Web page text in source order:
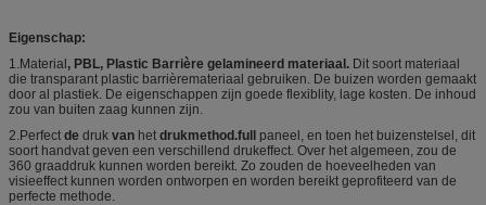
Eigenschap:
1.Material, PBL, Plastic Barrière gelamineerd materiaal. Dit soort materiaal
die transparant plastic barrièremateriaal gebruiken. De buizen worden gemaakt
door al plastiek. De eigenschappen zijn goede flexiblity, lage kosten. De inhoud
zou van buiten zaag kunnen zijn.
2.Perfect de druk van het drukmethod.full paneel, en toen het buizenstelsel, dit
soort handvat geven een verschillend drukeffect. Over het algemeen, zou de
360 graaddruk kunnen worden bereikt. Zo zouden de hoeveelheden van
visieeffect kunnen worden ontworpen en worden bereikt geprofiteerd van de
perfecte methode.